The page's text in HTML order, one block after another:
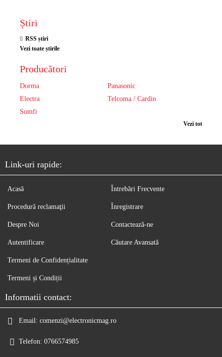
Știri
RSS știri
Vezi toate știrile
Producători
Dorma
Panasonic
Electra
Telcoma / Cardin
Somfi
Vezi tot
Link-uri rapide:
Acasă
Procedură reclamaţii
Despre Noi
Autentificare
Întrebări Frecvente
Înregistrare
Contactează-ne
Căutare Avansată
Termeni de Confidențialitate
Termeni și Condiții
Informatii contact:
Email: comenzi@electronicmag.ro
Telefon: 0766574985